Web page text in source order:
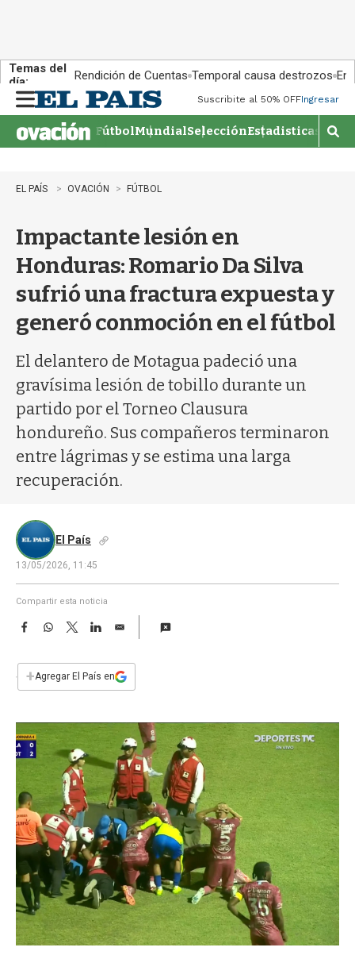
Temas del
día:
Rendición de Cuentas Temporal causa destrozos En
n
u
Suscribite al 50% OFFIngresar
FútbolMundialSelecciónEstadisticas
M
o
q
u
e
EL PAÍS OVACIÓN FÚTBOL
Impactante lesión en
Honduras: Romario Da Silva
sufrió una fractura expuesta y
generó conmoción en el fútbol
El delantero de Motagua padeció una
gravísima lesión de tobillo durante un
partido por el Torneo Clausura
hondureño. Sus compañeros terminaron
entre lágrimas y se estima una larga
recuperación.
El País
13/05/2026, 11:45
Compartir esta noticia
F
e
b
k
W
s
p
T
w
t
L
n
E
i
l
+Agregar El País en